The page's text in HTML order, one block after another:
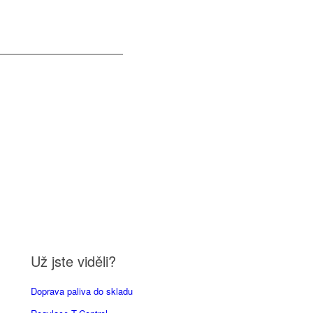
Už jste viděli?
Doprava paliva do skladu